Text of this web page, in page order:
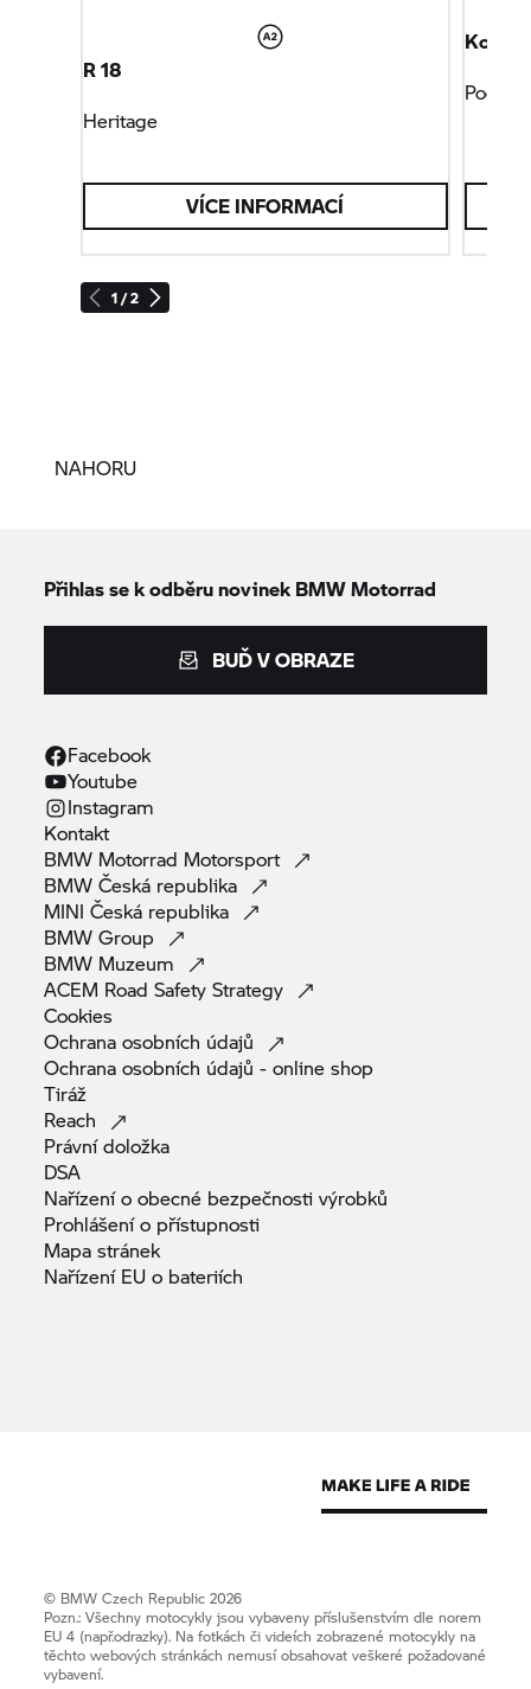
1 / 2
R 18
Heritage
VÍCE INFORMACÍ
Pocta
NAHORU
Přihlas se k odběru novinek BMW Motorrad
BUĎ V OBRAZE
Facebook
Youtube
Instagram
Kontakt
BMW Motorrad Motorsport
BMW Česká republika
MINI Česká republika
BMWGroup
BMW Muzeum
ACEM Road SafetyStrategy
Cookies
Ochrana osobních údajů
Ochrana osobních údajů - onlineshop
Tiráž
Reach
Právnídoložka
DSA
Nařízení o obecné bezpečnostivýrobků
Prohlášení o přístupnosti
Mapastránek
Nařízení EU o bateriích
© BMW Czech Republic 2026
Pozn.: Všechny motocykly jsou vybaveny příslušenstvím dle norem
EU 4 (např.odrazky). Na fotkách či videích zobrazené motocykly na
těchto webových stránkách nemusí obsahovat veškeré požadované
vybavení.